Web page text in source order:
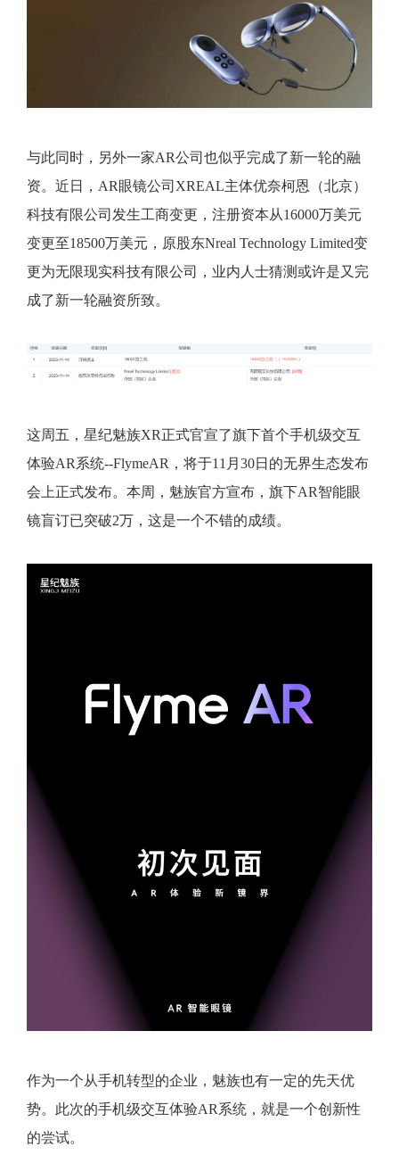
与此同时，另外一家AR公司也似乎完成了新一轮的融
资。近日，AR眼镜公司XREAL主体优奈柯恩（北京）
科技有限公司发生工商变更，注册资本从16000万美元
变更至18500万美元，原股东Nreal Technology Limited变
更为无限现实科技有限公司，业内人士猜测或许是又完
成了新一轮融资所致。
这周五，星纪魅族XR正式官宣了旗下首个手机级交互
体验AR系统--FlymeAR，将于11月30日的无界生态发布
会上正式发布。本周，魅族官方宣布，旗下AR智能眼
镜盲订已突破2万，这是一个不错的成绩。
作为一个从手机转型的企业，魅族也有一定的先天优
势。此次的手机级交互体验AR系统，就是一个创新性
的尝试。